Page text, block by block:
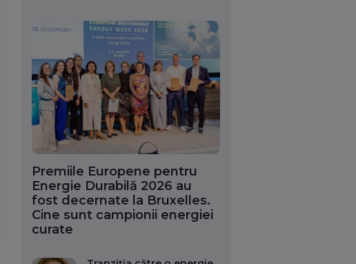
Premiile Europene pentru
Energie Durabilă 2026 au
fost decernate la Bruxelles.
Cine sunt campionii energiei
curate